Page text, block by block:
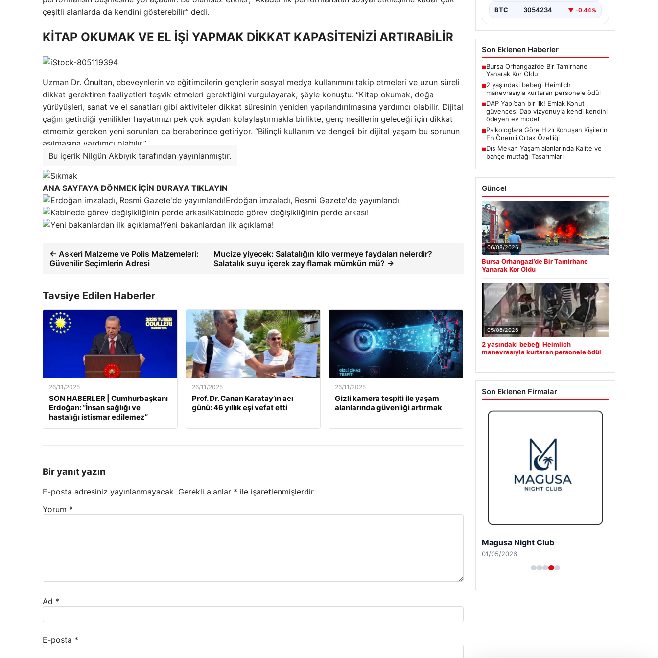
çeşitli alanlarda da kendini gösterebilir” dedi.
KİTAP OKUMAK VE EL İŞİ YAPMAK DİKKAT KAPASİTENİZİ ARTIRABİLİR
Uzman Dr. Önultan, ebeveynlerin ve eğitimcilerin gençlerin sosyal medya kullanımını takip etmeleri ve uzun süreli
dikkat gerektiren faaliyetleri teşvik etmeleri gerektiğini vurgulayarak, şöyle konuştu: “Kitap okumak, doğa
yürüyüşleri, sanat ve el sanatları gibi aktiviteler dikkat süresinin yeniden yapılandırılmasına yardımcı olabilir. Dijital
çağın getirdiği yenilikler hayatımızı pek çok açıdan kolaylaştırmakla birlikte, genç nesillerin geleceği için dikkat
etmemiz gereken yeni sorunları da beraberinde getiriyor. “Bilinçli kullanım ve dengeli bir dijital yaşam bu sorunun
aşılmasına yardımcı olabilir.”
Bu içerik Nilgün Akbıyık tarafından yayınlanmıştır.
ANA SAYFAYA DÖNMEK İÇİN BURAYA TIKLAYIN
Erdoğan imzaladı, Resmi Gazete'de yayımlandı!
Kabinede görev değişikliğinin perde arkası!
Yeni bakanlardan ilk açıklama!
← Askeri Malzeme ve Polis Malzemeleri:
Güvenilir Seçimlerin Adresi
Mucize yiyecek: Salatalığın kilo vermeye faydaları nelerdir?
Salatalık suyu içerek zayıflamak mümkün mü? →
Tavsiye Edilen Haberler
26/11/2025
SON HABERLER | Cumhurbaşkanı
Erdoğan: “İnsan sağlığı ve
hastalığı istismar edilemez”
26/11/2025
Prof. Dr. Canan Karatay’ın acı
günü: 46 yıllık eşi vefat etti
26/11/2025
Gizli kamera tespiti ile yaşam
alanlarında güvenliği artırmak
Bir yanıt yazın
E-posta adresiniz yayınlanmayacak. Gerekli alanlar * ile işaretlenmişlerdir
Yorum *
Ad *
E-posta *
BTC 3054234 ▼ -0.44%
Son Eklenen Haberler
■Bursa Orhangazi’de Bir Tamirhane
Yanarak Kor Oldu
■2 yaşındaki bebeği Heimlich
manevrasıyla kurtaran personele ödül
■DAP Yapı’dan bir ilk! Emlak Konut
güvencesi Dap vizyonuyla kendi kendini
ödeyen ev modeli
■Psikologlara Göre Hızlı Konuşan Kişilerin
En Önemli Ortak Özelliği
■Dış Mekan Yaşam alanlarında Kalite ve
bahçe mutfağı Tasarımları
Güncel
06/08/2026
Bursa Orhangazi’de Bir Tamirhane
Yanarak Kor Oldu
05/08/2026
2 yaşındaki bebeği Heimlich
manevrasıyla kurtaran personele ödül
Son Eklenen Firmalar
Magusa Night Club
01/05/2026